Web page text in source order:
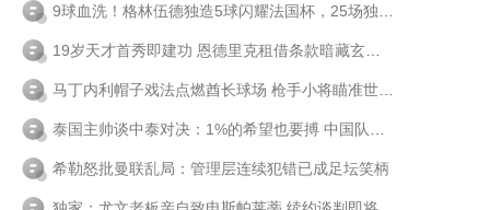
9球血洗！格林伍德独造5球闪耀法国杯，25场独揽19+6渐入佳境
19岁天才首秀即建功 恩德里克租借条款暗藏玄机：25场首发=免单
马丁内利帽子戏法点燃酋长球场 枪手小将瞄准世界杯梦想
泰国主帅谈中泰对决：1%的希望也要搏 中国队体格优势成焦点
希勒怒批曼联乱局：管理层连续犯错已成足坛笑柄